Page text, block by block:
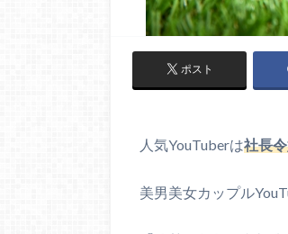
ポスト
人気YouTuberは社長
美男美女カップル